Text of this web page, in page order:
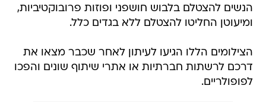
הנשים להצטלם בלבוש חושפני ופוזות פרובוקטיביות,
ומיעוטן החליטו להצטלם ללא בגדים כלל.
הצילומים הללו הגיעו לעיתון לאחר שכבר מצאו את
דרכם לרשתות חברתיות או אתרי שיתוף שונים והפכו
לפופולריים.